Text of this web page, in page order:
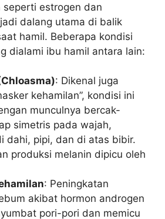
seperti estrogen dan
dalang utama di balik
hamil. Beberapa kondisi
dialami ibu hamil antara lain:
: Dikenal juga
kehamilan”, kondisi ini
munculnya bercak-
simetris pada wajah,
dahi, pipi, dan di atas bibir.
produksi melanin dipicu oleh
: Peningkatan
akibat hormon androgen
pori-pori dan memicu